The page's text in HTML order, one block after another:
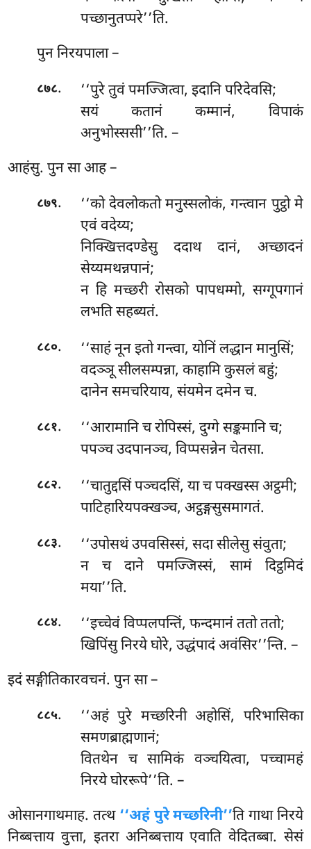
पच्छानुतप्परे’’ति.
पुन निरयपाला –
८७८.
‘‘पुरे तुवं पमज्जित्वा, इदानि परिदेवसि;
सयं कतानं कम्मानं, विपाकं
अनुभोस्ससी’’ति. –
आहंसु. पुन सा आह –
८७९.
‘‘को देवलोकतो मनुस्सलोकं, गन्त्वान पुट्ठो मे
एवं वदेय्य;
निक्खित्तदण्डेसु ददाथ दानं, अच्छादनं
सेय्यमथन्नपानं;
न हि मच्छरी रोसको पापधम्मो, सग्गूपगानं
लभति सहब्यतं.
८८०.
‘‘साहं नून इतो गन्त्वा, योनिं लद्धान मानुसिं;
वदञ्ञू सीलसम्पन्ना, काहामि कुसलं बहुं;
दानेन समचरियाय, संयमेन दमेन च.
८८१.
‘‘आरामानि च रोपिस्सं, दुग्गे सङ्कमानि च;
पपञ्च उदपानञ्च, विप्पसन्नेन चेतसा.
८८२.
‘‘चातुद्दसिं पञ्चदसिं, या च पक्खस्स अट्ठमी;
पाटिहारियपक्खञ्च, अट्ठङ्गसुसमागतं.
८८३. ‘‘उपोसथंउपवसिस्सं, सदा सीलेसु संवुता;
न च दाने पमज्जिस्सं, सामं दिट्ठमिदं
मया’’ति.
८८४. ‘‘इच्चेवंविप्पलपन्तिं, फन्दमानं ततो ततो;
खिपिंसु निरये घोरे, उद्धंपादं अवंसिर’’न्ति. –
इदं सङ्गीतिकारवचनं. पुन सा –
८८५.
‘‘अहं पुरे मच्छरिनी अहोसिं, परिभासिका
समणब्राह्मणानं;
वितथेन च सामिकं वञ्चयित्वा, पच्चामहं
निरये घोररूपे’’ति. –
ओसानगाथमाह. तत्थ ‘‘अहं पुरे मच्छरिनी’’ति गाथा निरये
निब्बत्ताय वुत्ता, इतरा अनिब्बत्ताय एवाति वेदितब्बा. सेसं